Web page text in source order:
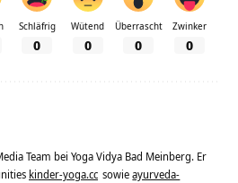
Schläfrig
0
Wütend
0
Überrascht
0
Zwinker
0
Team bei Yoga Vidya Bad Meinberg. Er
kinder-yoga.cc sowieayurveda-